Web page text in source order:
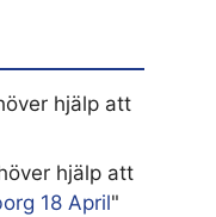
hjälp att
hjälp att
18 April"